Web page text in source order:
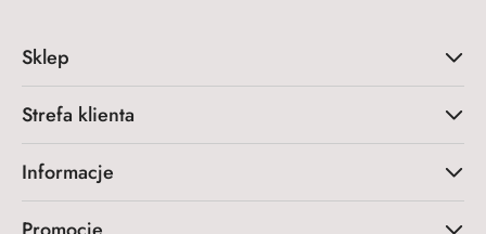
Sklep
Strefa klienta
Informacje